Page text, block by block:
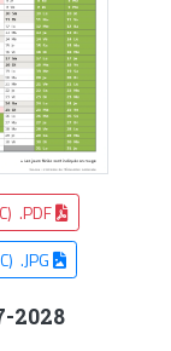
.PDF
.JPG
2028